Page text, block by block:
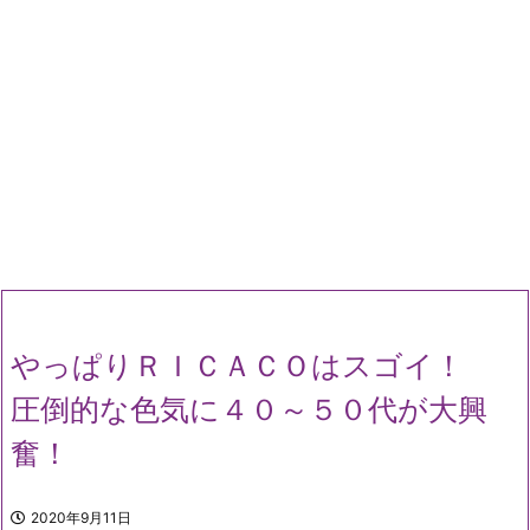
やっぱりＲＩＣＡＣＯはスゴイ！
圧倒的な色気に４０～５０代が大興
奮！
2020年9月11日